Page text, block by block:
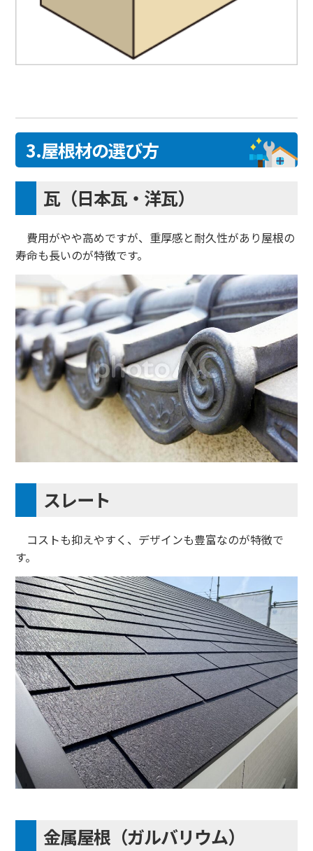
3.屋根材の選び方
瓦（日本瓦・洋瓦）
費用がやや高めですが、重厚感と耐久性があり屋根の
寿命も長いのが特徴です。
スレート
コストも抑えやすく、デザインも豊富なのが特徴で
す。
金属屋根（ガルバリウム）